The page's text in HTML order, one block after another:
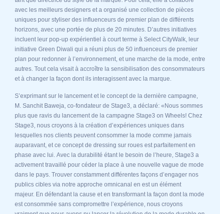
avec les meilleurs designers et a organisé une collection de pièces
uniques pour styliser des influenceurs de premier plan de différents
horizons, avec une portée de plus de 20 minutes. D’autres initiatives
incluent leur pop-up expérientiel à court terme à Select CityWalk, leur
initiative Green Diwali qui a réuni plus de 50 influenceurs de premier
plan pour redonner à l’environnement, et une marche de la mode, entre
autres. Tout cela visait à accroître la sensibilisation des consommateurs
et à changer la façon dont ils interagissent avec la marque.
S’exprimant sur le lancement et le concept de la dernière campagne,
M. Sanchit Baweja, co-fondateur de Stage3, a déclaré: «Nous sommes
plus que ravis du lancement de la campagne Stage3 on Wheels! Chez
Stage3, nous croyons à la création d’expériences uniques dans
lesquelles nos clients peuvent consommer la mode comme jamais
auparavant, et ce concept de dressing sur roues est parfaitement en
phase avec lui. Avec la durabilité étant le besoin de l’heure, Stage3 a
activement travaillé pour céder la place à une nouvelle vague de mode
dans le pays. Trouver constamment différentes façons d’engager nos
publics cibles via notre approche omnicanal en est un élément
majeur. En défendant la cause et en transformant la façon dont la mode
est consommée sans compromettre l’expérience, nous croyons